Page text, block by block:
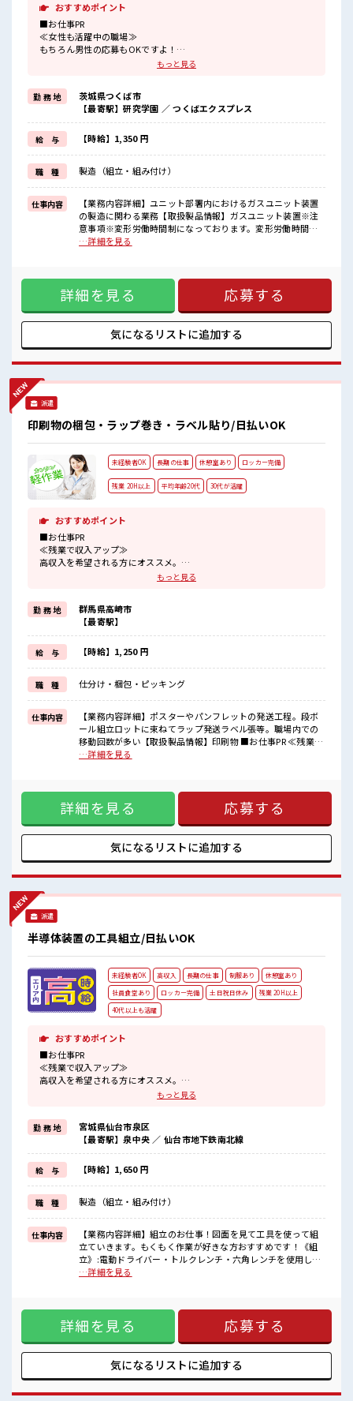
おすすめポイント
■お仕事PR
≪女性も活躍中の職場≫
もちろん男性の応募もOKですよ！
残業は月20時間以上あります♪
≪ヘアカラーOKで自由な雰囲気の職場≫
明るすぎたり奇抜でなければ基本的に自由！
(規定有)≪機能的な制服アリ≫
制服があるので、
毎日の服装の悩み解消♪
≪未経験でも活躍できる≫
新しいことにチャレンジするのは不安だけど、
しっかり働く環境が整っています！
イチからスキルUP・ステップUP目指していきましょう！
■職場の雰囲気
女性が多い職場ですが男女は問いません！
髪型自由な職場！
仕事の合間の息抜きは休憩室で♪
もっと見る
勤 務 地
茨城県つくば市
【最寄駅】研究学園 ／ つくばエクスプレス
給 与 【時給】1,350 円
職 種 製造（組立・組み付け）
仕事内容
【業務内容詳細】ユニット部署内におけるガスユニット装置
の製造に関わる業務【取扱製品情報】ガスユニット装置※注
意事項※変形労働時間制になっております。変形労働時間制
とは、年間1920時間の所定時間があり、1週間(月～日)で48時
中の職場≫ もちろん男性の応募もOKですよ！ ≪残業で稼げ
る≫ 高収入を希望される方にオススメ。 残業は月20時間以上
あります♪ ≪ヘアカラーOKで自由な雰囲気の職場≫ 明るす
ぎたり奇抜でなければ基本的に自由！ (規定有)≪機能的な制
服アリ≫ 制服があるので、 毎日の服装の悩み解消♪ ≪未経験
でも活躍できる≫ 新しいことにチャレンジするのは不安だけ
ステップUP目指していきましょう！ ■職場の雰囲気 女性が多
い職場ですが男女は問いません！ 応募お待ちしております！
…詳細を見る
詳細を見る 応募する
気になるリストに追加する
派遣
印刷物の梱包・ラップ巻き・ラベル貼り/日払いOK
未経験者OK 長期の仕事 休憩室あり ロッカー完備
残業 20H以上 平均年齢20代 30代が活躍
おすすめポイント
■お仕事PR
≪残業で収入アップ≫
高収入を希望される方にオススメ。
残業は月20時間以上あります♪
新しいことにチャレンジするのは不安だけど、
しっかり働く環境が整っています！
イチからスキルUP・ステップUP目指していきましょう！
≪収入アップを目指せる≫
高時給だらけの派遣のお仕事です！
■職場の雰囲気
活気あふれる20代活躍中の職場です☆
休憩室完備でランチや休憩も充実しそう♪
職場にはロッカー完備！
私物の置きすぎには注意が必要ですね★
残業多め！
稼ぎたい方は必見！
もっと見る
勤 務 地
群馬県高崎市
【最寄駅】
給 与 【時給】1,250 円
職 種 仕分け・梱包・ピッキング
仕事内容
【業務内容詳細】ポスターやパンフレットの発送工程。段ボ
ール組立ロットに束ねてラップ発送ラベル張等。職場内での
移動回数が多い【取扱製品情報】印刷物 ■お仕事PR ≪残業で
収入アップ≫ 高収入を希望される方にオススメ。 残業は月20
ています！ イチからスキルUP・ステップUP目指していきま
しょう！ ≪収入アップを目指せる≫ 高時給だらけの派遣のお
仕事です！ ■職場の雰囲気 活気あふれる20代活躍中の職場で
す☆ 休憩室完備でランチや休憩も充実しそう♪ 職場にはロッ
カー完備！ 私物の置きすぎには注意が必要ですね★ 残業多
め！ 稼ぎたい方は必見！
…詳細を見る
詳細を見る 応募する
気になるリストに追加する
派遣
半導体装置の工具組立/日払いOK
未経験者OK 高収入 長期の仕事 制服あり
休憩室あり
社員食堂あり
ロッカー完備 土日祝日休み
残業 20H以上
40代以上も活躍
おすすめポイント
■お仕事PR
≪残業で収入アップ≫
高収入を希望される方にオススメ。
残業は月20時間以上あります♪
週末は家族や友人と一緒にプライベート満喫！
制服があると毎日の服選びに悩まずOK♪
≪初めての仕事だけど自分にもできそう≫
新しいことにチャレンジするのは不安だけど、
しっかり働く環境が整っています！
イチからスキルUP・ステップUP目指していきましょう！
≪自分に合った期間で働ける≫
福利厚生が整った派遣のお仕事です！
■職場の雰囲気
休憩室でホッと一息リフレッシュ！
持ち物が多いあなたにもぴったり☆
ロッカー付き職場♪
もっと見る
勤 務 地
宮城県仙台市泉区
【最寄駅】泉中央 ／ 仙台市地下鉄南北線
給 与 【時給】1,650 円
職 種 製造（組立・組み付け）
仕事内容
【業務内容詳細】組立のお仕事！図面を見て工具を使って組
立ていきます。もくもく作業が好きな方おすすめです！《組
立》:電動ドライバー・トルクレンチ・六角レンチを使用して
ネジ締め、配線、部材取付等《部材加工》:装置部材のカッテ
時間以上あります♪ ≪週休2日制≫ 週末は家族や友人と一緒
にプライベート満喫！ 制服があると毎日の服選びに悩まず
OK♪ ≪初めての仕事だけど自分にもできそう≫ 新しいこと
にチャレンジするのは不安だけど、 しっかり働く環境が整っ
ています！ イチからスキルUP・ステップUP目指していきま
しょう！ ≪自分に合った期間で働ける≫ 福利厚生が整った派
ッシュ！ 持ち物が多いあなたにもぴったり☆ ロッカー付き職
…詳細を見る
詳細を見る 応募する
気になるリストに追加する